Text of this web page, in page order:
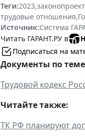
Теги:2023,
трудовые отношения,
Источник:Система
Читать ГАРАНТ.РУ в
Подписаться на
Документы по
Трудовой кодекс
Читайте также:
ТК РФ планируют